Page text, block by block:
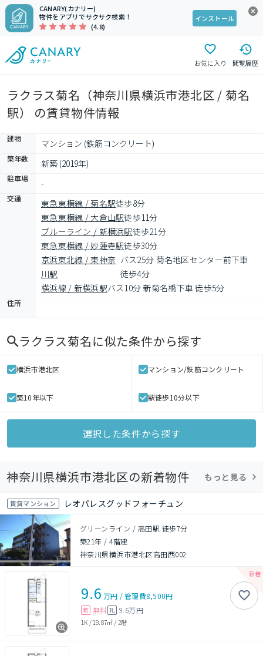
CANARY(カナリー)
物件をアプリでサクサク検索！
(4.8)
インストール
お気に入り 閲覧履歴
ラクラス菊名（神奈川県横浜市港北区 / 菊名
駅） の賃貸物件情報
建物 マンション (鉄筋コンクリート)
築年数 新築 (2019年)
駐車場 -
交通 東急東横線 / 菊名駅徒歩8分
東急東横線 / 大倉山駅徒歩11分
ブルーライン / 新横浜駅徒歩21分
東急東横線 / 妙蓮寺駅徒歩30分
京浜東北線 / 東神奈
川駅
バス25分 菊名地区センター前下車
徒歩4分
横浜線 / 新横浜駅バス10分 新菊名橋下車 徒歩5分
住所
ラクラス菊名に似た条件から探す
横浜市港北区 マンション/鉄筋コンクリート
築10年以下 駅徒歩10分以下
選択した条件から探す
神奈川県横浜市港北区の新着物件 もっと見る
賃貸マンション レオパレスグッドフォーチュン
グリーンライン / 高田駅 徒歩7分
築21年 /4階建
神奈川県横浜市港北区高田西002
9.6 万円 /管理費8,500円
敷 無料 礼 9.6万円
1K / 19.87㎡ / 2階